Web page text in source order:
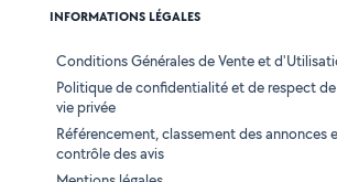
INFORMATIONS LÉGALES
Conditions Générales de Vente et
Politique de confidentialité et de respect
vie privée
Référencement, classement des annonces
contrôle des avis